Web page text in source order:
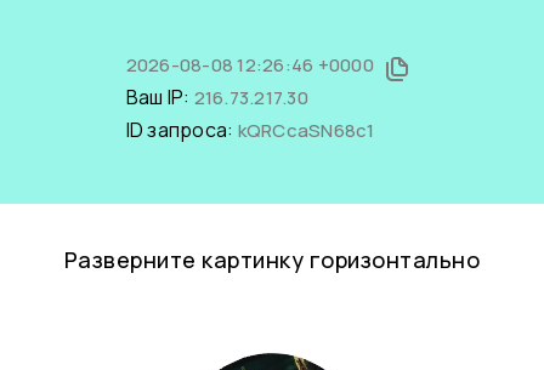
2026-08-08 12:26:46 +0000
Ваш IP: 216.73.217.30
ID запроса: kQRCcaSN68c1
Разверните картинку горизонтально